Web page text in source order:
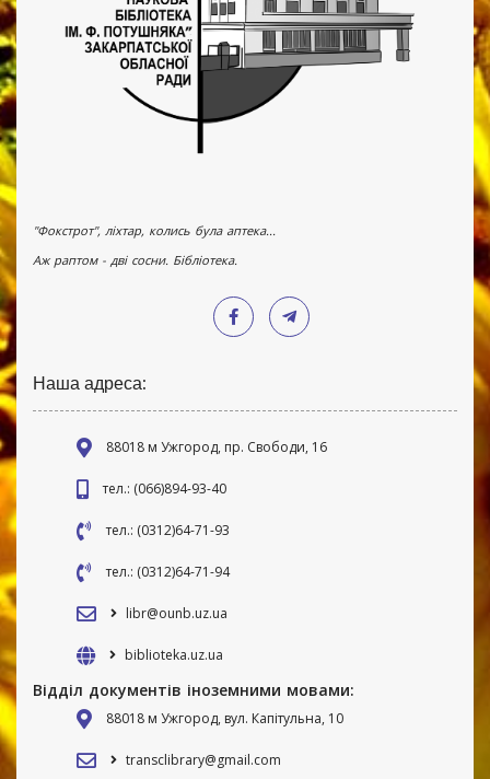
"Фокстрот", ліхтар, колись була аптека...
Аж раптом - дві сосни. Бібліотека.
Наша адреса:
88018 м Ужгород, пр. Свободи, 16
тел.: (066)894-93-40
тел.: (0312)64-71-93
тел.: (0312)64-71-94
libr@ounb.uz.ua
biblioteka.uz.ua
Відділ документів іноземними мовами:
88018 м Ужгород, вул. Капітульна, 10
transclibrary@gmail.com